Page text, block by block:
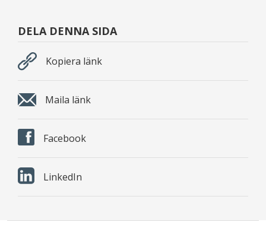
DELA DENNA SIDA
Kopiera länk
Maila länk
Facebook
LinkedIn